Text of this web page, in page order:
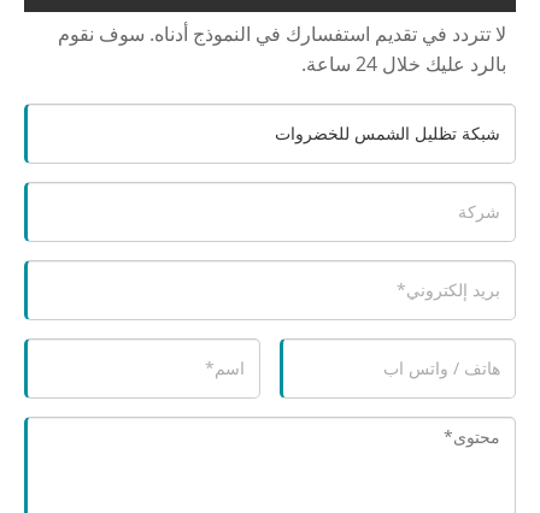
لا تتردد في تقديم استفسارك في النموذج أدناه. سوف نقوم
بالرد عليك خلال 24 ساعة.